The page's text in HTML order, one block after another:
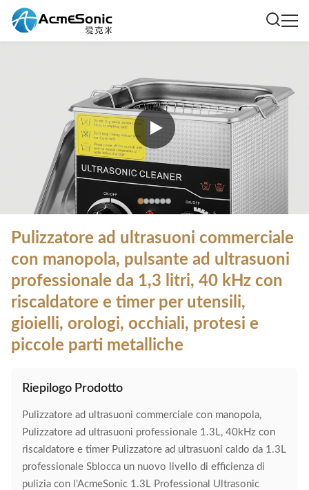
Pulizzatore ad ultrasuoni commerciale
con manopola, pulsante ad ultrasuoni
professionale da 1,3 litri, 40 kHz con
riscaldatore e timer per utensili,
gioielli, orologi, occhiali, protesi e
piccole parti metalliche
Riepilogo Prodotto
Pulizzatore ad ultrasuoni commerciale con manopola,
Pulizzatore ad ultrasuoni professionale 1.3L, 40kHz con
riscaldatore e timer Pulizzatore ad ultrasuoni caldo da 1.3L
professionale Sblocca un nuovo livello di efficienza di
pulizia con l'AcmeSonic 1.3L Professional Ultrasonic